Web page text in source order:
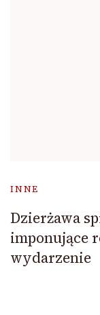
INNE
Dzierżawa
imponujące
wydarzenie